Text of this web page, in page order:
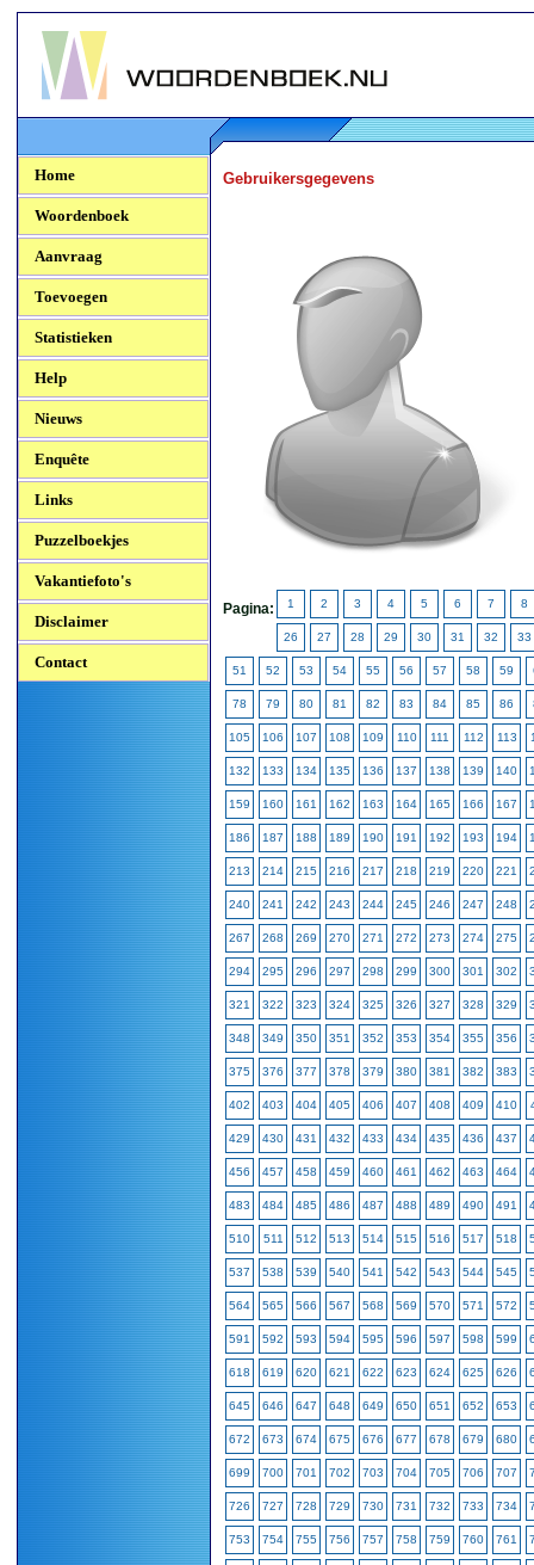
Woordenboek.NU
Home
Woordenboek
Aanvraag
Toevoegen
Statistieken
Help
Nieuws
Enquête
Links
Puzzelboekjes
Vakantiefoto's
Disclaimer
Contact
Gebruikersgegevens
Pagina: 1 2 3 4 5 6 7 8
26 27 28 29 30 31 32 33
51 52 53 54 55 56 57 58 59
78 79 80 81 82 83 84 85 86
105 106 107 108 109 110 111 112 113
132 133 134 135 136 137 138 139 140
159 160 161 162 163 164 165 166 167
186 187 188 189 190 191 192 193 194
213 214 215 216 217 218 219 220 221
240 241 242 243 244 245 246 247 248
267 268 269 270 271 272 273 274 275
294 295 296 297 298 299 300 301 302
321 322 323 324 325 326 327 328 329
348 349 350 351 352 353 354 355 356
375 376 377 378 379 380 381 382 383
402 403 404 405 406 407 408 409 410
429 430 431 432 433 434 435 436 437
456 457 458 459 460 461 462 463 464
483 484 485 486 487 488 489 490 491
510 511 512 513 514 515 516 517 518
537 538 539 540 541 542 543 544 545
564 565 566 567 568 569 570 571 572
591 592 593 594 595 596 597 598 599
618 619 620 621 622 623 624 625 626
645 646 647 648 649 650 651 652 653
672 673 674 675 676 677 678 679 680
699 700 701 702 703 704 705 706 707
726 727 728 729 730 731 732 733 734
753 754 755 756 757 758 759 760 761